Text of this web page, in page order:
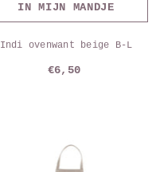
IN MIJN MANDJE
Indi ovenwant beige B-L
€6,50